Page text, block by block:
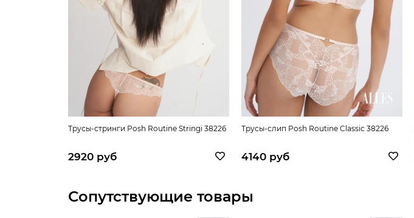
Трусы-стринги Posh Routine Stringi 38226
2920 руб
Трусы-слип Posh Routine Classic 38226
4140 руб
Сопутствующие товары